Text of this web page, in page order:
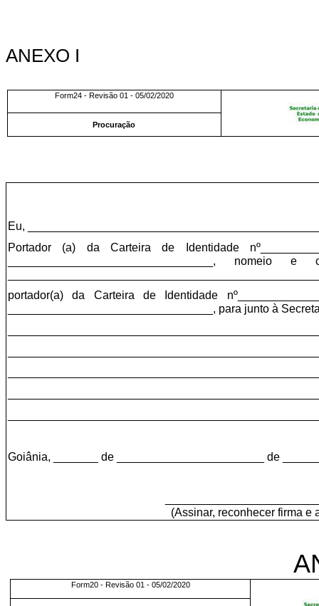
ANEXO I
Form24 - Revisão 01 - 05/02/2020
Procuração
Eu,
Portador (a) da Carteira de Identidade
________________________________,
portador(a) da Carteira de Identidade
________________________________, para junto à
Goiânia, _______ de _______________________ de
(Assinar, reconhecer firma e
Form20 - Revisão 01 - 05/02/2020